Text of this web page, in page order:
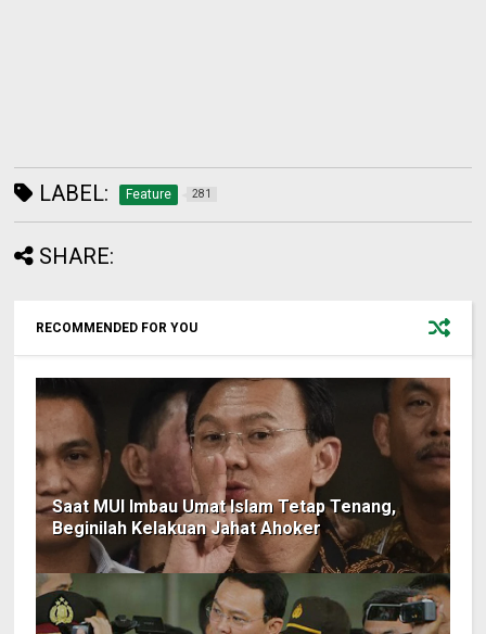
LABEL: Feature 281
SHARE:
RECOMMENDED FOR YOU
Saat MUI Imbau Umat Islam Tetap Tenang,
Beginilah Kelakuan Jahat Ahoker